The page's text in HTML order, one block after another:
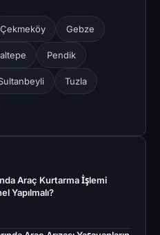
Çekmeköy Gebze
Pendik
Tuzla
Araç Kurtarma İşlemi
Yapılmalı?